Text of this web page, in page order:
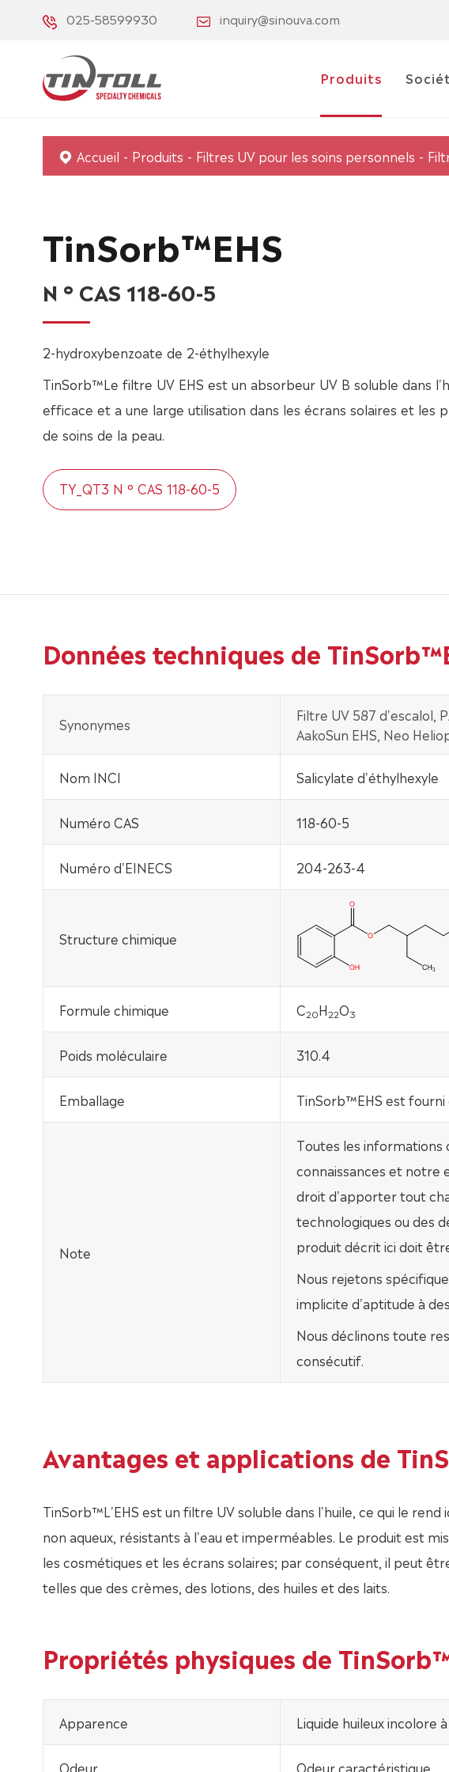
025-58599930 inquiry@sinouva.com
Produits
Accueil Produits Filtres UV pour les soins personnels
TinSorb™EHS
N ° CAS 118-60-5
2-hydroxybenzoate de 2-éthylhexyle
TinSorb™Le filtre UV EHS est un absorbeur UV B soluble dans
efficace et a une large utilisation dans les écrans solaires et les
de soins de la peau.
TY_QT3 N ° CAS 118-60-5
Données techniques de
Synonymes
Filtre UV 587 d'escalol,
AakoSun EHS, Neo
Nom INCI Salicylate d'éthylhexyle
Numéro CAS 118-60-5
Numéro d'EINECS 204-263-4
Structure chimique
Formule chimique C20H22O3
Poids moléculaire 310.4
Emballage TinSorb™EHS est fourni
Note
Toutes les informations
connaissances et notre
droit d'apporter tout
technologiques ou des
produit décrit ici doit
Nous rejetons
implicite d'aptitude à
Nous déclinons toute
consécutif.
Avantages et applications de
TinSorb™L'EHS est un filtre UV soluble dans l'huile, ce qui le rend
non aqueux, résistants à l'eau et imperméables. Le produit est
les cosmétiques et les écrans solaires; par conséquent, il peut
telles que des crèmes, des lotions, des huiles et des laits.
Propriétés physiques de
Apparence Liquide huileux incolore
Odeur Odeur caractéristique